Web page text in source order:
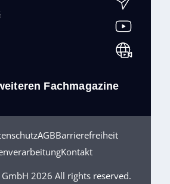
Fachmagazine
AGBBarrierefreiheit
Kontakt
2026 All rights reserved.